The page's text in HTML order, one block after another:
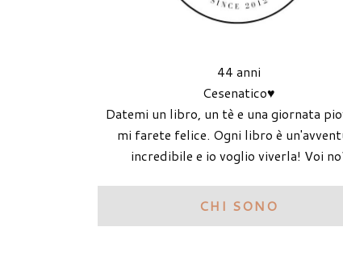
44 anni
Cesenatico♥
Datemi un libro, un tè e una giornata
mi farete felice. Ogni libro è
incredibile e io voglio viverla! Voi
CHI SONO